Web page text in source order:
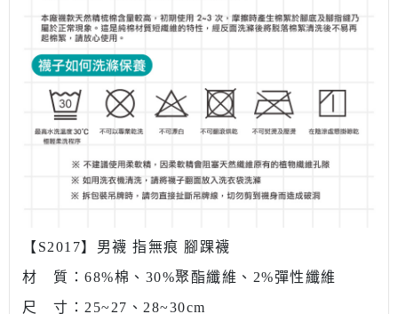
【S2017】男襪 指無痕 腳踝襪
材 質：68%棉、30%聚酯纖維、2%彈性纖維
尺 寸：25~27 、 28~30cm